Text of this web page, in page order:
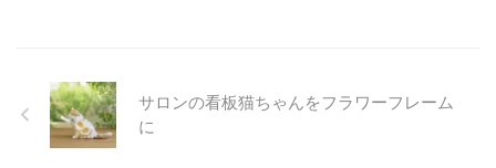
サロンの看板猫ちゃんをフラワーフレーム
に